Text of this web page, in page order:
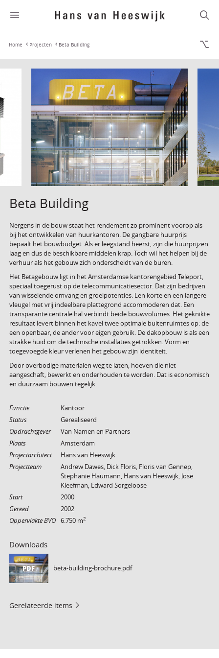
Home Projecten Beta Building
Beta Building
Nergens in de bouw staat het rendement zo prominent voorop als
bij het ontwikkelen van huurkantoren. De gangbare huurprijs
bepaalt het bouwbudget. Als er leegstand heerst, zijn die huurprijzen
laag en dus de beschikbare middelen krap. Toch wil het helpen bij de
verhuur als het gebouw zich onderscheidt van de buren.
Het Betagebouw ligt in het Amsterdamse kantorengebied Teleport,
speciaal toegerust op de telecommunicatiesector. Dat zijn bedrijven
van wisselende omvang en groeipotenties. Een korte en een langere
vleugel met vrij indeelbare plattegrond accommoderen dat. Een
transparante centrale hal verbindt beide bouwvolumes. Het geknikte
resultaat levert binnen het kavel twee optimale buitenruimtes op: de
een openbaar, de ander voor eigen gebruik. De dakopbouw is als een
strakke huid om de technische installaties getrokken. Vorm en
toegevoegde kleur verlenen het gebouw zijn identiteit.
Door overbodige materialen weg te laten, hoeven die niet
aangeschaft, bewerkt en onderhouden te worden. Dat is economisch
en duurzaam bouwen tegelijk.
Functie
Kantoor
Status
Gerealiseerd
Opdrachtgever
Van Namen en Partners
Plaats
Amsterdam
Projectarchitect
Hans van Heeswijk
Projectteam
Andrew Dawes, Dick Floris, Floris van Gennep,
Stephanie Haumann, Hans van Heeswijk, Jose
Kleefman, Edward Sorgeloose
Start
2000
Gereed
2002
Oppervlakte BVO 6.750 m2
Downloads
PDF beta-building-brochure.pdf
Gerelateerde items